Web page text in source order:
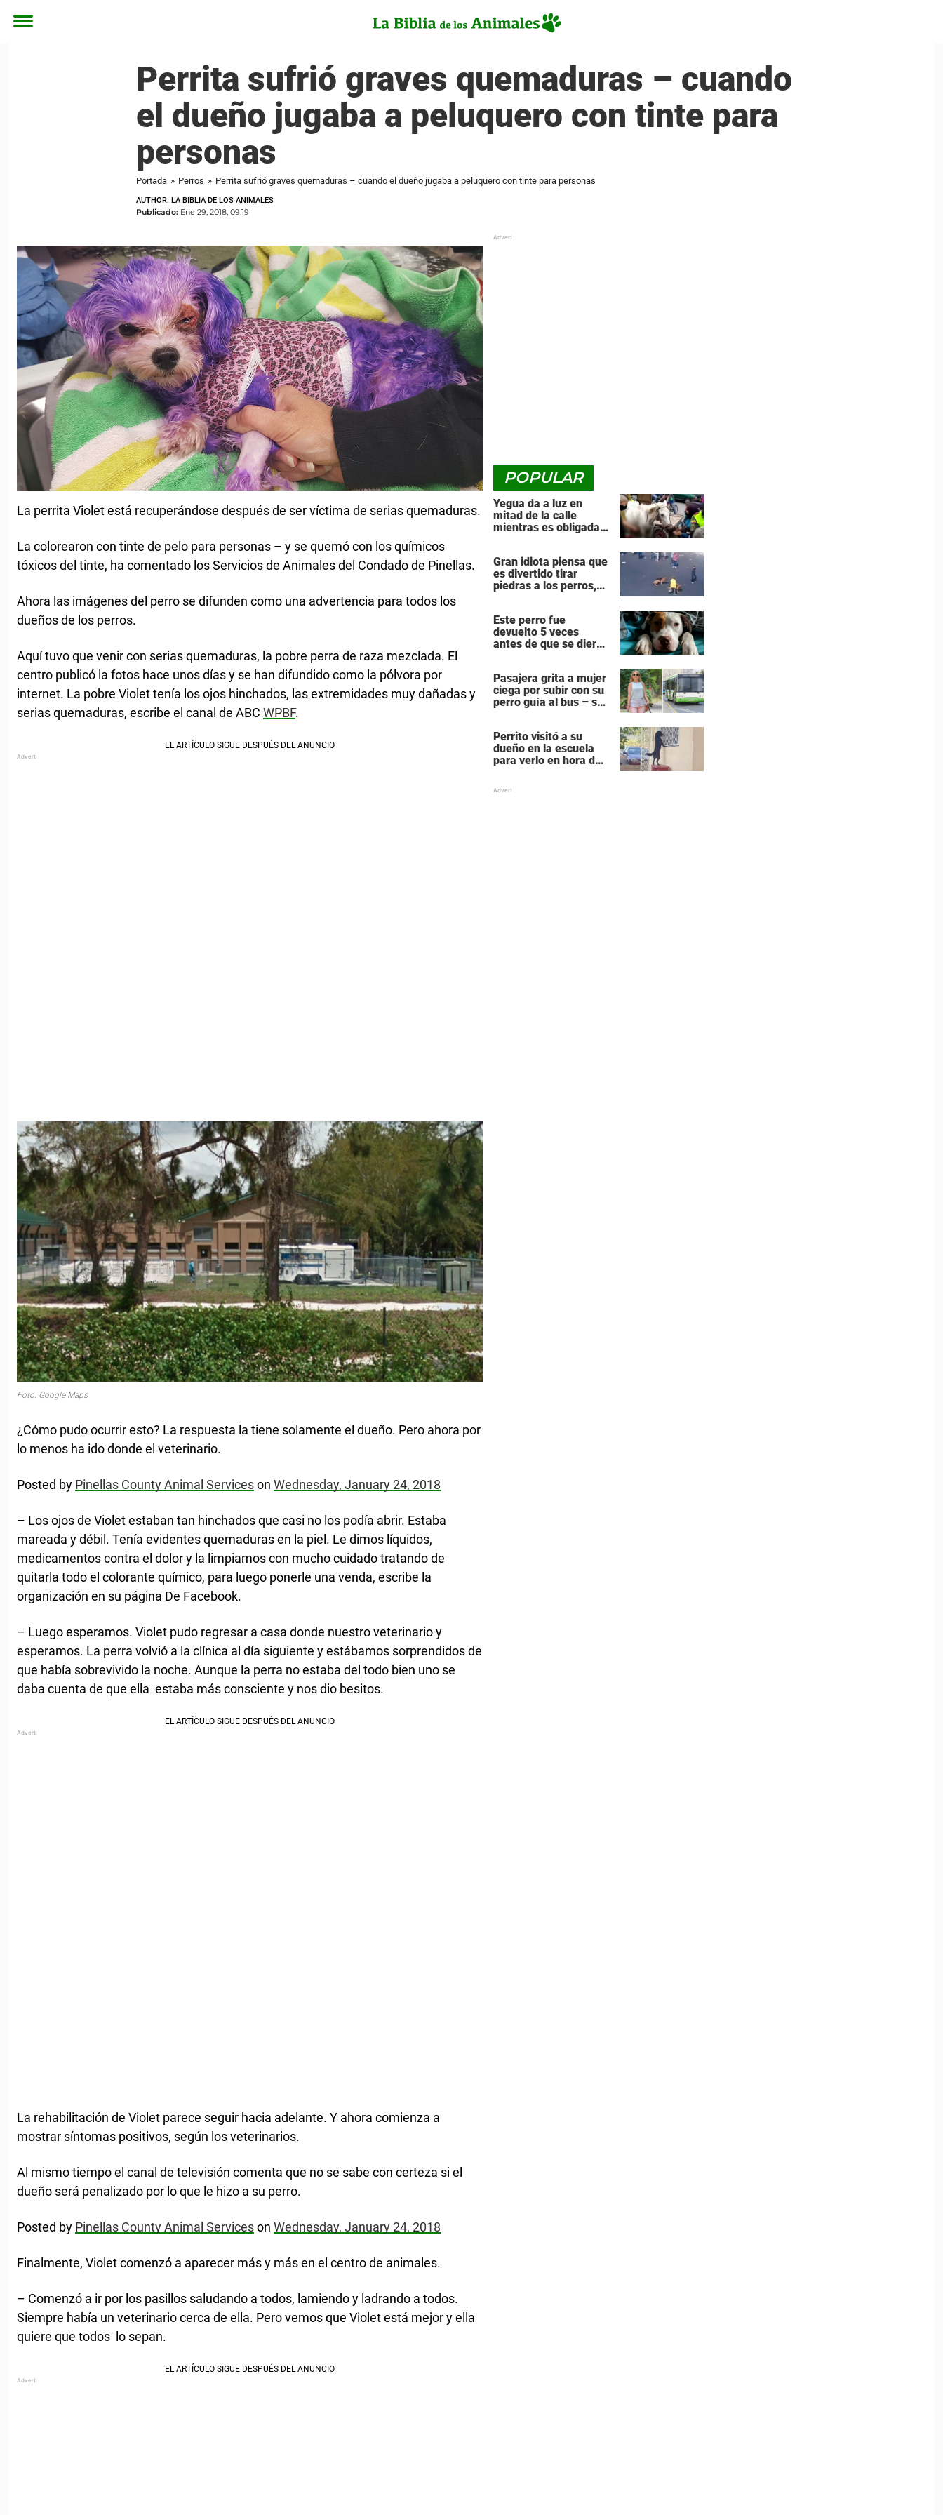
Toggle
Perrita sufrió graves quemaduras – cuando
el dueño jugaba a peluquero con tinte para
personas
Portada » Perros » Perrita sufrió graves quemaduras – cuando el dueño jugaba a peluquero con tinte para personas
AUTHOR: LA BIBLIA DE LOS ANIMALES
Publicado: Ene 29, 2018, 09:19
La perrita Violet está recuperándose después de ser víctima de serias quemaduras.
La colorearon con tinte de pelo para personas – y se quemó con los químicos
tóxicos del tinte, ha comentado los Servicios de Animales del Condado de Pinellas.
Ahora las imágenes del perro se difunden como una advertencia para todos los
dueños de los perros.
Aquí tuvo que venir con serias quemaduras, la pobre perra de raza mezclada. El
centro publicó la fotos hace unos días y se han difundido como la pólvora por
internet. La pobre Violet tenía los ojos hinchados, las extremidades muy dañadas y
serias quemaduras, escribe el canal de ABC WPBF.
Foto: Google Maps
¿Cómo pudo ocurrir esto? La respuesta la tiene solamente el dueño. Pero ahora por
lo menos ha ido donde el veterinario.
Posted by Pinellas County Animal Serviceson Wednesday, January 24, 2018
– Los ojos de Violet estaban tan hinchados que casi no los podía abrir. Estaba
mareada y débil. Tenía evidentes quemaduras en la piel. Le dimos líquidos,
medicamentos contra el dolor y la limpiamos con mucho cuidado tratando de
quitarla todo el colorante químico, para luego ponerle una venda, escribe la
organización en su página De Facebook.
– Luego esperamos. Violet pudo regresar a casa donde nuestro veterinario y
esperamos. La perra volvió a la clínica al día siguiente y estábamos sorprendidos de
que había sobrevivido la noche. Aunque la perra no estaba del todo bien uno se
daba cuenta de que ella estaba más consciente y nos dio besitos.
La rehabilitación de Violet parece seguir hacia adelante. Y ahora comienza a
mostrar síntomas positivos, según los veterinarios.
Al mismo tiempo el canal de televisión comenta que no se sabe con certeza si el
dueño será penalizado por lo que le hizo a su perro.
Posted by Pinellas County Animal Serviceson Wednesday, January 24, 2018
Finalmente, Violet comenzó a aparecer más y más en el centro de animales.
– Comenzó a ir por los pasillos saludando a todos, lamiendo y ladrando a todos.
Siempre había un veterinario cerca de ella. Pero vemos que Violet está mejor y ella
quiere que todos lo sepan.
POPULAR
Yegua da a luz en
mitad de la calle
mientras es obligada a
Gran idiota piensa que
es divertido tirar
piedras a los perros,
fuerza
Este perro fue
devuelto 5 veces
antes de que se dieran
Pasajera grita a mujer
ciega por subir con su
perro guía al bus – se
Perrito visitó a su
dueño en la escuela
para verlo en hora de